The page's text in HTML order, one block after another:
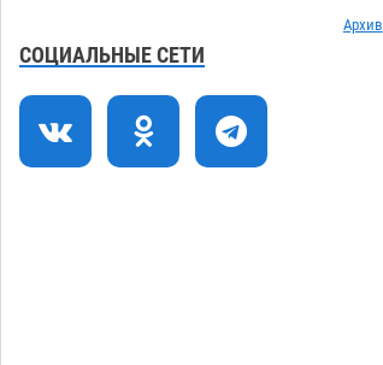
14:44
Астраханские кутилы сменили барные
14:09
С 11 августа астраханские водоемы
обеспечат притоком в семь тысяч
Архив
СОЦИАЛЬНЫЕ СЕТИ